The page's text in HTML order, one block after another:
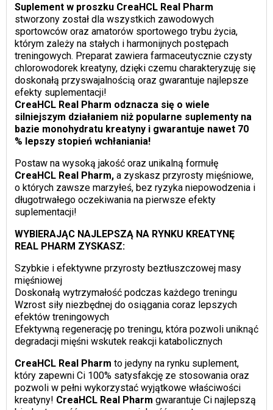
Suplement w proszku CreaHCL Real Pharm
stworzony został dla wszystkich zawodowych
sportowców oraz amatorów sportowego trybu życia,
którym zależy na stałych i harmonijnych postępach
treningowych. Preparat zawiera farmaceutycznie czysty
chlorowodorek kreatyny, dzięki czemu charakteryzuję się
doskonałą przyswajalnością oraz gwarantuje najlepsze
efekty suplementacji!
CreaHCL Real Pharm odznacza się o wiele
silniejszym działaniem niż popularne suplementy na
bazie monohydratu kreatyny i gwarantuje nawet 70
% lepszy stopień wchłaniania!
Postaw na wysoką jakość oraz unikalną formułę
CreaHCL Real Pharm,a zyskasz przyrosty mięśniowe,
o których zawsze marzyłeś, bez ryzyka niepowodzenia i
długotrwałego oczekiwania na pierwsze efekty
suplementacji!
WYBIERAJĄC NAJLEPSZĄ NA RYNKU KREATYNĘ
REAL PHARM ZYSKASZ:
Szybkie i efektywne przyrosty beztłuszczowej masy
mięśniowej
Doskonałą wytrzymałość podczas każdego treningu
Wzrost siły niezbędnej do osiągania coraz lepszych
efektów treningowych
Efektywną regenerację po treningu, która pozwoli uniknąć
degradacji mięśni wskutek reakcji katabolicznych
CreaHCL Real Pharm to jedyny na rynku suplement,
który zapewni Ci 100% satysfakcję ze stosowania oraz
pozwoli w pełni wykorzystać wyjątkowe właściwości
kreatyny! CreaHCL Real Pharm gwarantuje Ci najlepszą